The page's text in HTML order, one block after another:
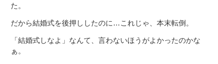
た。
だから結婚式を後押ししたのに…これじゃ、本末転倒。
「結婚式しなよ」なんて、言わないほうがよかったのかな
ぁ。